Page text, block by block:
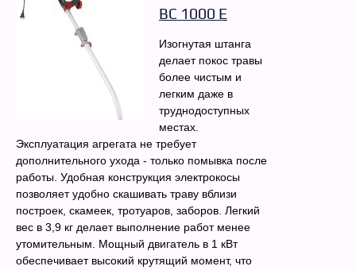
BC 1000 E
Изогнутая штанга
делает покос травы
более чистым и
легким даже в
труднодоступных
местах.
Эксплуатация агрегата не требует
дополнительного ухода - только помывка после
работы. Удобная конструкция электрокосы
позволяет удобно скашивать траву вблизи
построек, скамеек, тротуаров, заборов. Легкий
вес в 3,9 кг делает выполнение работ менее
утомительным. Мощный двигатель в 1 кВт
обеспечивает высокий крутящий момент, что